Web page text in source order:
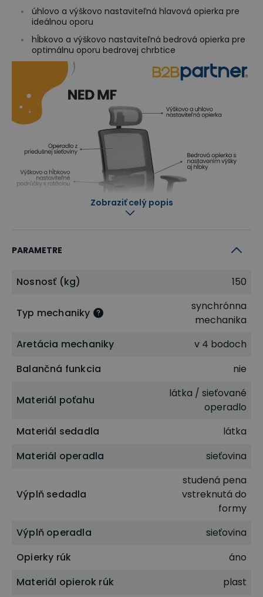
úhlovo a výškovo nastaviteľná hlavová opierka pre
ideálnou oporu
hĺbkovo a výškovo nastaviteľná bedrová opierka pre
optimálnu oporu bedrovej chrbtice
Ventilácia vzduchu aj celoročné pohodlie
U tohto modelu nájdete veľmi obľúbenú
kombináciu látky a sieťoviny
. Tieto materiály v
pohodlím. Skvele sa teda hodí na celodenné
sieťoviny. Táto sieťovina zaisťuje neprekonateľnú
ventiláciu vzduchu v oblasti chrbta. Pohodlne s ňou
tak zvládnete horúce letné dni alebo stresové
Sedák s látkovým poťahom
potom ocenia najmä
tí, ktorým nie je práve dvakrát príjemné sedenie na
príjemne zahreje.
Zobraziť celý popis
PARAMETRE
Nosnosť (kg) 150
Typ mechaniky
synchrónna
mechanika
Aretácia mechaniky
v 4 bodoch
Balančná funkcia
nie
Materiál poťahu
látka / sieťované
operadlo
Materiál sedadla
látka
Materiál operadla
sieťovina
Výplň sedadla
studená pena
vstreknutá do
formy
Výplň operadla
sieťovina
Opierky rúk
áno
Materiál opierok rúk
plast